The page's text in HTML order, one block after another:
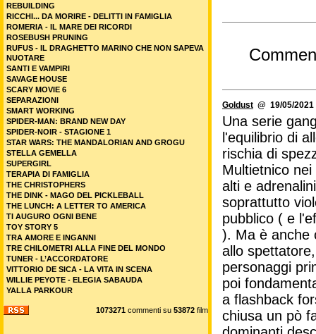
Goldust @ 19/05/
Una serie
l'equilibrio di
rischia di
Multietnico
alti e
soprattutto
pubblico ( e
). Ma è anche
allo
personaggi
poi
a flashback
chiusa un pò
REBUILDING
RICCHI... DA MORIRE - DELITTI IN FAMIGLIA
ROMERIA - IL MARE DEI RICORDI
ROSEBUSH PRUNING
RUFUS - IL DRAGHETTO MARINO CHE NON SAPEVA
NUOTARE
SANTI E VAMPIRI
SAVAGE HOUSE
SCARY MOVIE 6
SEPARAZIONI
SMART WORKING
SPIDER-MAN: BRAND NEW DAY
SPIDER-NOIR - STAGIONE 1
STAR WARS: THE MANDALORIAN AND GROGU
STELLA GEMELLA
SUPERGIRL
TERAPIA DI FAMIGLIA
THE CHRISTOPHERS
THE DINK - MAGO DEL PICKLEBALL
THE LUNCH: A LETTER TO AMERICA
TI AUGURO OGNI BENE
TOY STORY 5
TRA AMORE E INGANNI
TRE CHILOMETRI ALLA FINE DEL MONDO
TUNER - L’ACCORDATORE
VITTORIO DE SICA - LA VITA IN SCENA
WILLIE PEYOTE - ELEGIA SABAUDA
YALLA PARKOUR
1073271 commenti su 53872 film